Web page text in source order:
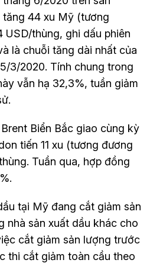
tăng 44 xu Mỹ (tương
USD/thùng, ghi dấu phiên
là chuỗi tăng dài nhất của
3/2020. Tính chung trong
vẫn hạ 32,3%, tuần giảm
Biển Bắc giao cùng kỳ
tiến 11 xu (tương đương
Tuần qua, hợp đồng
tại Mỹ đang cắt giảm sản
nhà sản xuất dầu khác cho
cắt giảm sản lượng trước
thi cắt giảm toàn cầu theo